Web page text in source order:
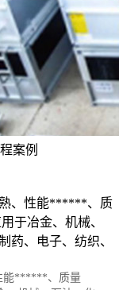
案例
、性能******、质
于冶金、机械、
药、电子、纺织、
能******、质量